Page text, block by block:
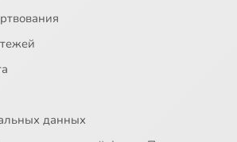
данных